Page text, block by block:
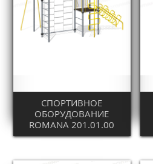
СПОРТИВНОЕ
ОБОРУДОВАНИЕ
ROMANA 201.01.00